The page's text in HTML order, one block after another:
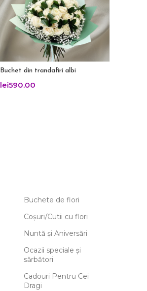
Buchet din trandafiri albi
lei590.00
Buchete de flori
Coșuri/Cutii cu flori
Nuntă și Aniversări
Ocazii speciale și
sărbători
Cadouri Pentru Cei
Dragi